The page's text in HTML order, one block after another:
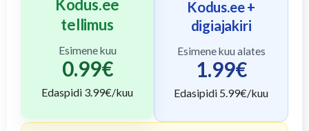
Kodus.ee
tellimus
Esimene kuu
0.99€
Edaspidi 3.99€/kuu
Kodus.ee +
digiajakiri
Esimene kuu alates
1.99€
Edasipidi 5.99€/kuu